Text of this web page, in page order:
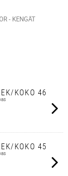
- KENGÄT
KOKO 46
KOKO 45